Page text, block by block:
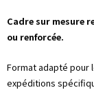
Cadre sur mesure
ou renforcée.
Format adapté pour
expéditions